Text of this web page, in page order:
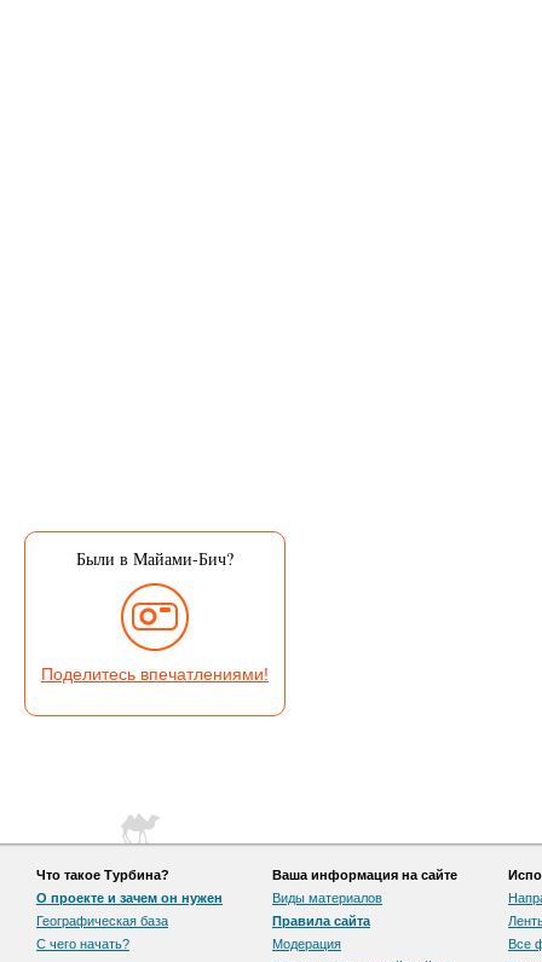
Были в Майами-Бич?
Поделитесь впечатлениями!
Что такое Турбина?
О проекте и зачем он нужен
Географическая база
С чего начать?
Ваша информация на сайте
Виды материалов
Правила сайта
Модерация
Все